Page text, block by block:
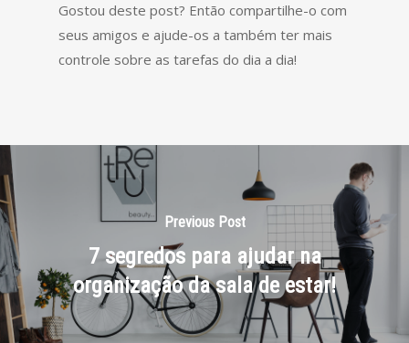
Gostou deste post? Então compartilhe-o com
seus amigos e ajude-os a também ter mais
controle sobre as tarefas do dia a dia!
Previous Post
7 segredos para ajudar na
organização da sala de estar!